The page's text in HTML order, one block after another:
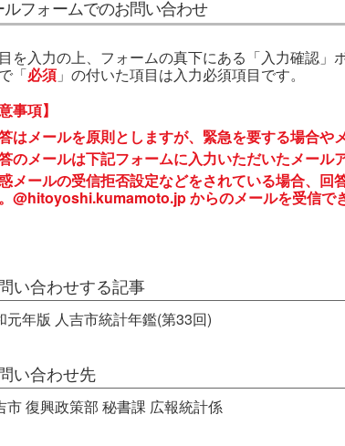
ルフォームでのお問い合わせ
を入力の上、フォームの真下にある「入力確認」
「必須 」の付いた項目は入力必須項目です。
事項】
はメールを原則としますが、緊急を要する場合や
のメールは下記フォームに入力いただいたメール
メールの受信拒否設定などをされている場合、
@hitoyoshi.kumamoto.jp からのメールを受信で
い合わせする記事
元年版 人吉市統計年鑑(第33回)
い合わせ先
市 復興政策部 秘書課 広報統計係